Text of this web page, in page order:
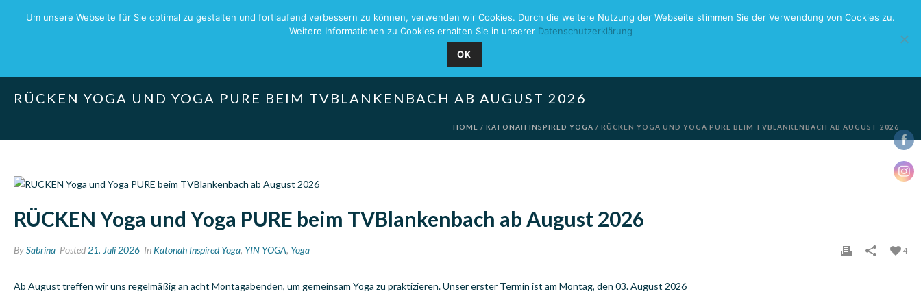
HOME AKTUELLES
RÜCKEN YOGA UND YOGA PURE BEIM TVBLANKENBACH AB AUGUST 2026
HOME / KATONAH INSPIRED YOGA / RÜCKEN YOGA UND YOGA PURE BEIM TVBLANKENBACH AB AUGUST 2026
RÜCKEN Yoga und Yoga PURE beim TVBlankenbach ab August 2026
BySabrina Posted 21. Juli 2026 In Katonah Inspired Yoga, YIN YOGA, Yoga 4
Ab August treffen wir uns regelmäßig an acht Montagabenden, um gemeinsam Yoga zu praktizieren. Unser erster Termin ist am Montag, den 03. August 2026
Um unsere Webseite für Sie optimal zu gestalten und fortlaufend verbessern zu können, verwenden wir Cookies. Durch die weitere Nutzung der Webseite stimmen Sie der Verwendung von Cookies zu.
Weitere Informationen zu Cookies erhalten Sie in unserer Datenschutzerklärung
OK